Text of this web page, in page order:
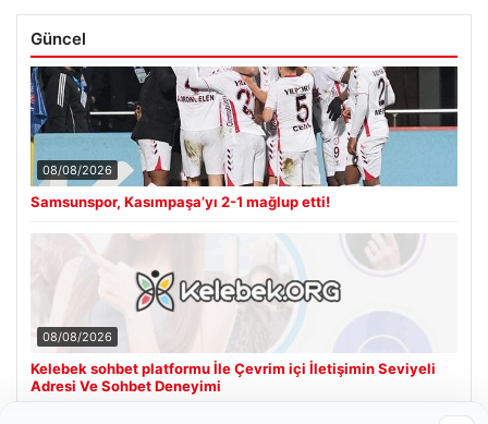
Güncel
08/08/2026
Samsunspor, Kasımpaşa’yı 2-1 mağlup etti!
08/08/2026
Kelebek sohbet platformu İle Çevrim içi İletişimin Seviyeli
Adresi Ve Sohbet Deneyimi